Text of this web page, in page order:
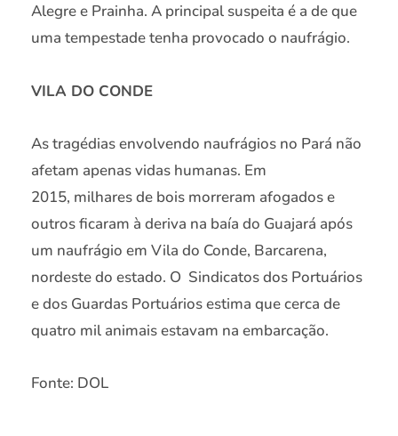
Alegre e Prainha. A principal suspeita é a de que
uma tempestade tenha provocado o naufrágio.
VILA DO CONDE
As tragédias envolvendo naufrágios no Pará não
afetam apenas vidas humanas. Em
2015, milhares de bois morreram afogados e
outros ficaram à deriva na baía do Guajará após
um naufrágio em Vila do Conde, Barcarena,
nordeste do estado. O Sindicatos dos Portuários
e dos Guardas Portuários estima que cerca de
quatro mil animais estavam na embarcação.
Fonte: DOL